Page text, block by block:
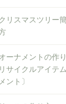
リスマスツリー
ーナメントの作
イクルアイテ
ント〕